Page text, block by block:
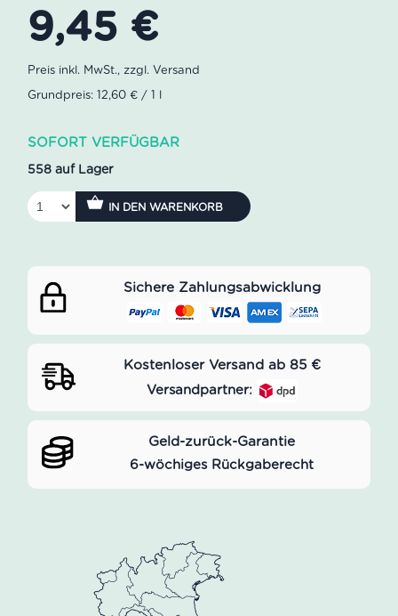
9,45 €
Grundpreis: 12,60 € / 1 l
SOFORT VERFÜGBAR
558 auf Lager
IN DEN WARENKORB
Sichere Zahlungsabwicklung
Kostenloser Versand ab 85 €
Versandpartner:
Geld-zurück-Garantie
6-wöchiges Rückgaberecht